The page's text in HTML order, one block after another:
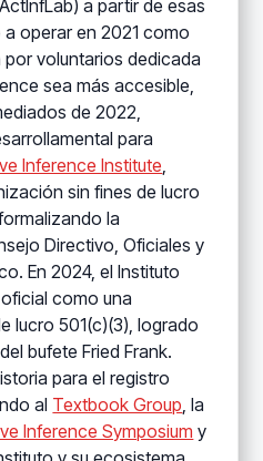
a partir de esas
operar en 2021 como
voluntarios dedicada
sea más accesible,
de 2022,
para
Inference Institute,
sin fines de lucro
la
Directivo, Oficiales y
En 2024, el Instituto
como una
lucro 501(c)(3), logrado
bufete Fried Frank.
para el registro
al Textbook Group, la
Inference Symposium y